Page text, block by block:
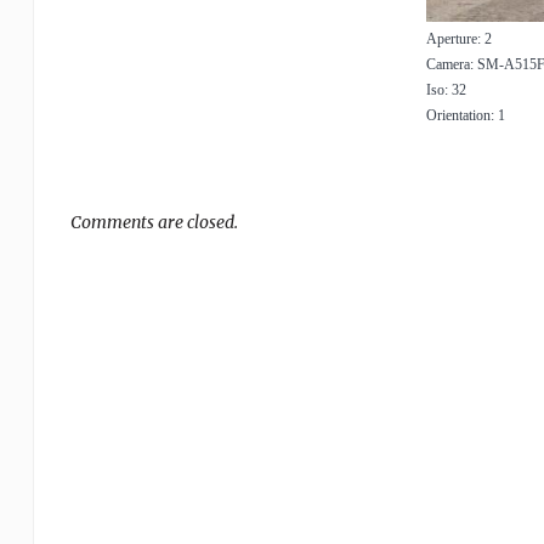
Aperture: 2
Camera: SM-
Iso: 32
Orientation: 1
Comments are closed.